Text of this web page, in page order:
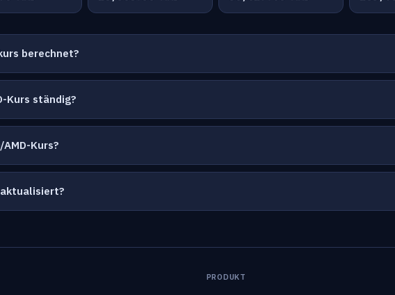
berechnet?
Kurs ständig?
Kurs?
aktualisiert?
PRODUKT